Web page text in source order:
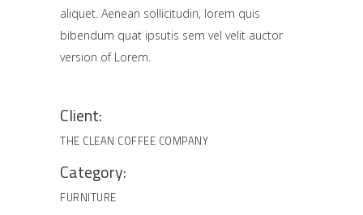
aliquet. Aenean sollicitudin, lorem quis
bibendum quat ipsutis sem vel velit auctor
version of Lorem.
Client:
THE CLEAN COFFEE COMPANY
Category:
FURNITURE